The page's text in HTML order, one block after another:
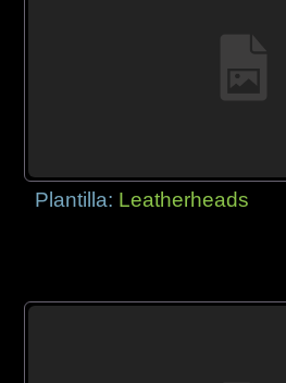
Plantilla: Leatherheads